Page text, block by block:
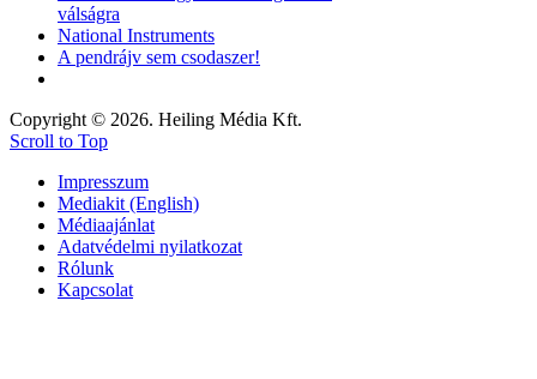
válságra
National Instruments
A pendrájv sem csodaszer!
Copyright © 2026. Heiling Média Kft.
Scroll to Top
Impresszum
Mediakit (English)
Médiaajánlat
Adatvédelmi nyilatkozat
Rólunk
Kapcsolat